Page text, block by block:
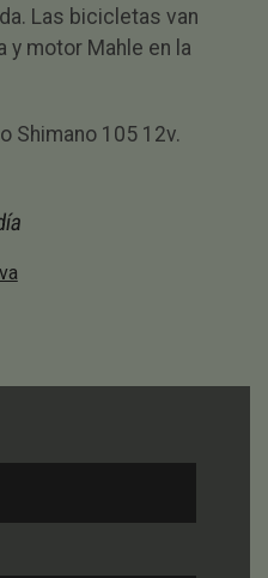
Las bicicletas van
y motor Mahle en la
Shimano 105 12v.